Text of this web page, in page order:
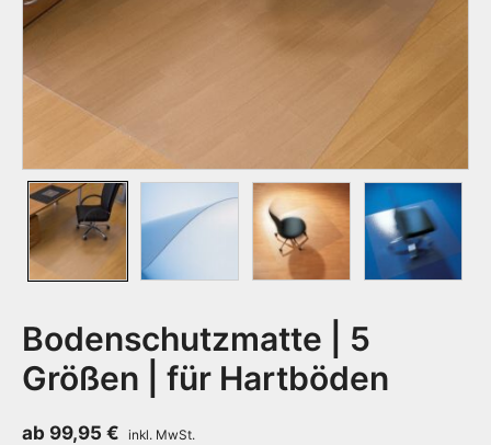
Bodenschutzmatte | 5
Größen | für Hartböden
ab 99,95 €